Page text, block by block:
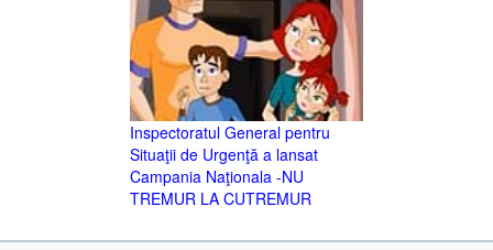
Inspectoratul General pentru
Situaţii de Urgenţă a lansat
Campania Naţionala -NU
TREMUR LA CUTREMUR